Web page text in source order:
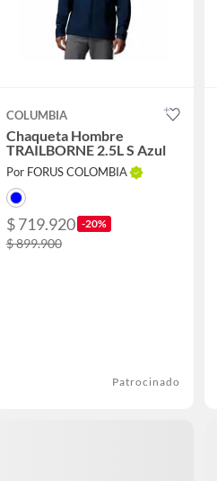
COLUMBIA
Chaqueta Hombre
TRAILBORNE 2.5L S Azul
Por FORUS COLOMBIA
$ 719.920 -20%
$ 899.900
Patrocinado